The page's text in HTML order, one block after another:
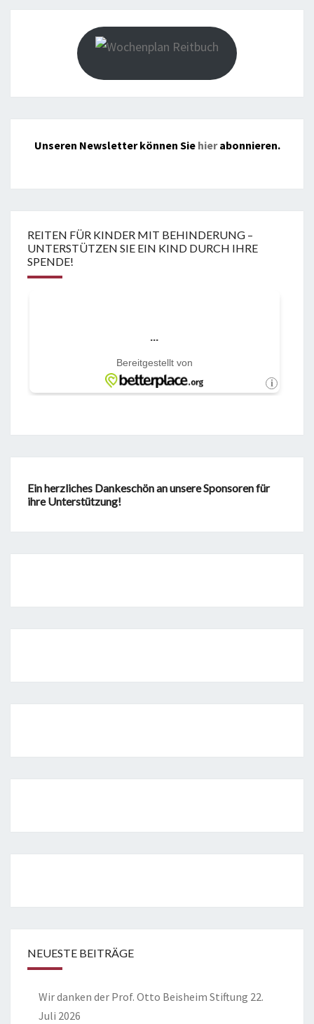
Unseren Newsletter können Sie hierabonnieren.
REITEN FÜR KINDER MIT BEHINDERUNG –
UNTERSTÜTZEN SIE EIN KIND DURCH IHRE
SPENDE!
Ein herzliches Dankeschön an unsere Sponsoren für
ihre Unterstützung!
NEUESTE BEITRÄGE
Wir danken der Prof. Otto Beisheim Stiftung 22.
Juli 2026